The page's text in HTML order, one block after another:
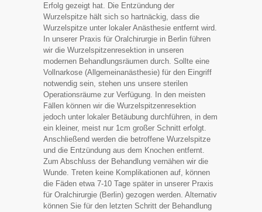
Erfolg gezeigt hat. Die Entzündung der
Wurzelspitze hält sich so hartnäckig, dass die
Wurzelspitze unter lokaler Anästhesie entfernt wird.
In unserer Praxis für Oralchirurgie in Berlin führen
wir die Wurzelspitzenresektion in unseren
modernen Behandlungsräumen durch. Sollte eine
Vollnarkose (Allgemeinanästhesie) für den Eingriff
notwendig sein, stehen uns unsere sterilen
Operationsräume zur Verfügung. In den meisten
Fällen können wir die Wurzelspitzenresektion
jedoch unter lokaler Betäubung durchführen, in dem
ein kleiner, meist nur 1cm großer Schnitt erfolgt.
Anschließend werden die betroffene Wurzelspitze
und die Entzündung aus dem Knochen entfernt.
Zum Abschluss der Behandlung vernähen wir die
Wunde. Treten keine Komplikationen auf, können
die Fäden etwa 7-10 Tage später in unserer Praxis
für Oralchirurgie (Berlin) gezogen werden. Alternativ
können Sie für den letzten Schritt der Behandlung